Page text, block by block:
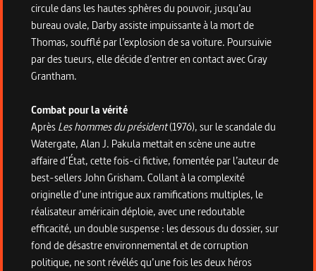
circule dans les hautes sphères du pouvoir, jusqu’au
bureau ovale, Darby assiste impuissante à la mort de
Thomas, soufflé par l’explosion de sa voiture. Poursuivie
par des tueurs, elle décide d’entrer en contact avec Gray
Grantham.
Combat pour la vérité
AprèsLes hommes du président(1976), sur le scandale du
Watergate, Alan J. Pakula mettait en scène une autre
affaire d’État, cette fois-ci fictive, fomentée par l’auteur de
best-sellers John Grisham. Collant à la complexité
originelle d’une intrigue aux ramifications multiples, le
réalisateur américain déploie, avec une redoutable
efficacité, un double suspense : les dessous du dossier, sur
fond de désastre environnemental et de corruption
politique, ne sont révélés qu’une fois les deux héros